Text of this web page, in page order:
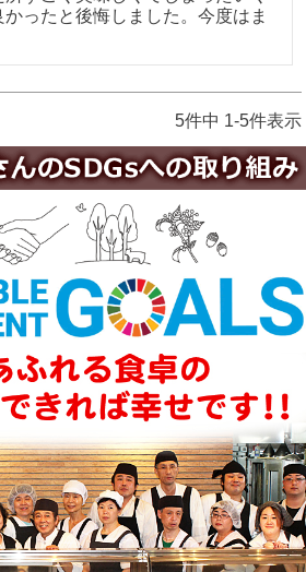
ったと後悔しました。今度はま
5件中 1-5件表示